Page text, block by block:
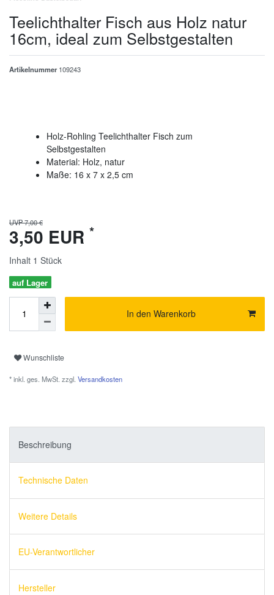
Teelichthalter Fisch aus Holz natur
16cm, ideal zum Selbstgestalten
Artikelnummer 109243
Holz-Rohling Teelichthalter Fisch zum
Selbstgestalten
Material: Holz, natur
Maße: 16 x 7 x 2,5 cm
UVP 7,00 €
3,50 EUR *
Inhalt 1 Stück
auf Lager
In den Warenkorb
Wunschliste
* inkl. ges. MwSt. zzgl. Versandkosten
Beschreibung
Technische Daten
Weitere Details
EU-Verantwortlicher
Hersteller